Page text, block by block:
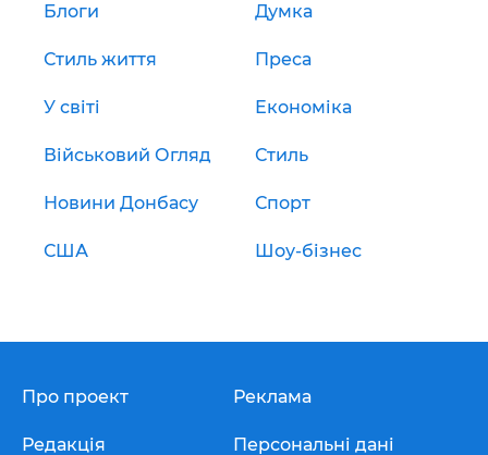
Блоги Думка
Стиль життя Преса
У світі Економіка
Військовий Огляд Стиль
Новини Донбасу Спорт
США Шоу-бізнес
Про проект
Редакція
Реклама
Персональні дані